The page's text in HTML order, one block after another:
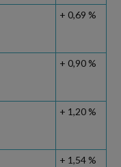
+ 0,69 %
+ 0,90 %
+ 1,20 %
+ 1,54 %